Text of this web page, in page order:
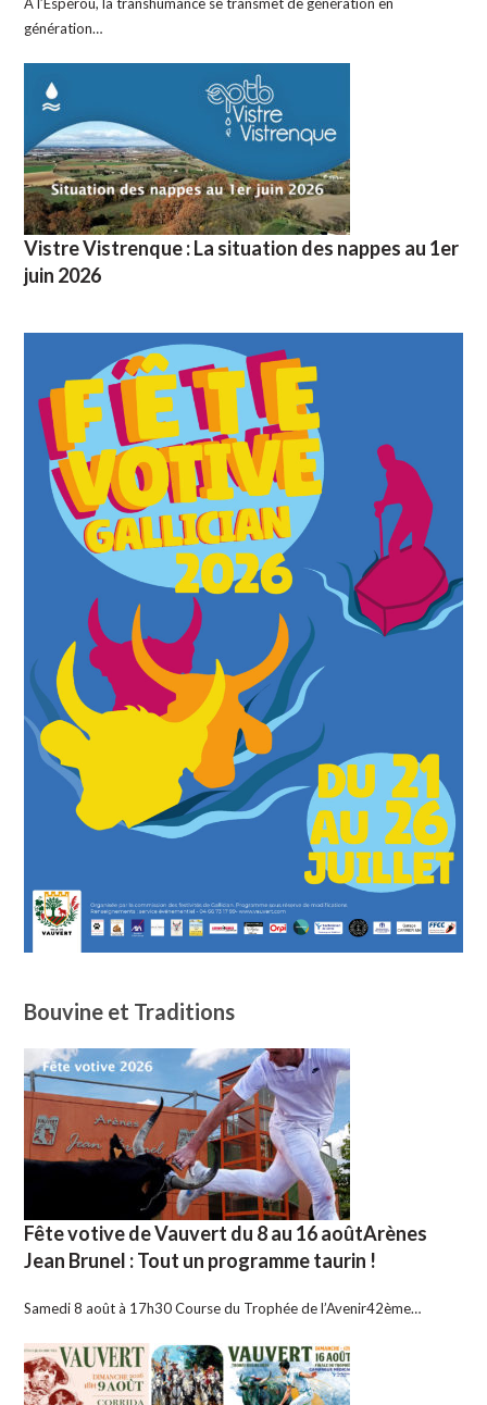
génération…
Vistre Vistrenque : La situation des nappes au 1er
juin 2026
Bouvine et Traditions
Fête votive de Vauvert du 8 au 16 aoûtArènes
Jean Brunel : Tout un programme taurin !
Samedi 8 août à 17h30 Course du Trophée de l’Avenir42ème…